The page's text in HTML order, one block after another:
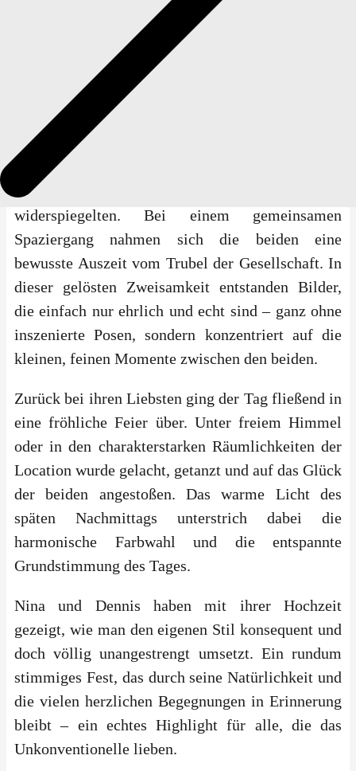
Minute an herrschte eine unkomplizierte
Stimmung, bei der sich die Gäste sichtlich
wohlfühlten und die gemeinsame Zeit in vollen
Zügen genossen.
Für die Paarfotos nutzten Nina und Dennis die
vielfältige Kulisse Düsseldorfs. Abseits der
klassischen Pfade suchten sie sich Orte, die genau
diesen Mix aus Natur und urbanem Flair
widerspiegelten. Bei einem gemeinsamen
Spaziergang nahmen sich die beiden eine
bewusste Auszeit vom Trubel der Gesellschaft. In
dieser gelösten Zweisamkeit entstanden Bilder,
die einfach nur ehrlich und echt sind – ganz ohne
inszenierte Posen, sondern konzentriert auf die
kleinen, feinen Momente zwischen den beiden.
Zurück bei ihren Liebsten ging der Tag fließend in
eine fröhliche Feier über. Unter freiem Himmel
oder in den charakterstarken Räumlichkeiten der
Location wurde gelacht, getanzt und auf das Glück
der beiden angestoßen. Das warme Licht des
späten Nachmittags unterstrich dabei die
harmonische Farbwahl und die entspannte
Grundstimmung des Tages.
Nina und Dennis haben mit ihrer Hochzeit
gezeigt, wie man den eigenen Stil konsequent und
doch völlig unangestrengt umsetzt. Ein rundum
stimmiges Fest, das durch seine Natürlichkeit und
die vielen herzlichen Begegnungen in Erinnerung
bleibt – ein echtes Highlight für alle, die das
Unkonventionelle lieben.